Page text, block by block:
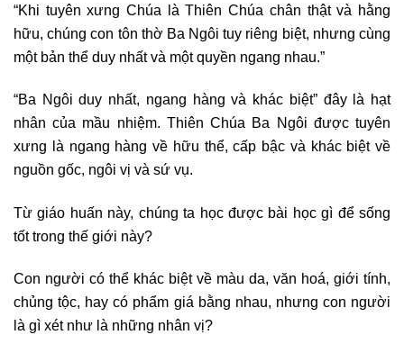
“Khi tuyên xưng Chúa là Thiên Chúa chân thật và hằng
hữu, chúng con tôn thờ Ba Ngôi tuy riêng biệt, nhưng cùng
một bản thể duy nhất và một quyền ngang nhau.”
“Ba Ngôi duy nhất, ngang hàng và khác biệt” đây là hạt
nhân của mầu nhiệm. Thiên Chúa Ba Ngôi được tuyên
xưng là ngang hàng về hữu thể, cấp bậc và khác biệt về
nguồn gốc, ngôi vị và sứ vụ.
Từ giáo huấn này, chúng ta học được bài học gì để sống
tốt trong thế giới này?
Con người có thể khác biệt về màu da, văn hoá, giới tính,
chủng tộc, hay có phẩm giá bằng nhau, nhưng con người
là gì xét như là những nhân vị?